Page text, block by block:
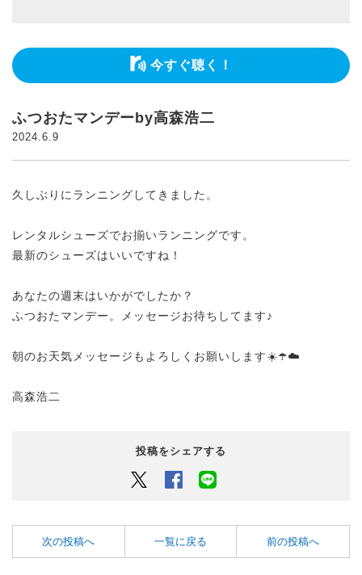
今すぐ聴く！
ふつおたマンデーby高森浩二
2024.6.9
久しぶりにランニングしてきました。
レンタルシューズでお揃いランニングです。
最新のシューズはいいですね！
あなたの週末はいかがでしたか？
ふつおたマンデー。メッセージお待ちしてます♪
朝のお天気メッセージもよろしくお願いします☀️☂️☁️
高森浩二
投稿をシェアする
Twitter Facebook
次の投稿へ 一覧に戻る 前の投稿へ